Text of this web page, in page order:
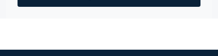
mensajería instantánea, con el fin de
otros directamente relacionados con el